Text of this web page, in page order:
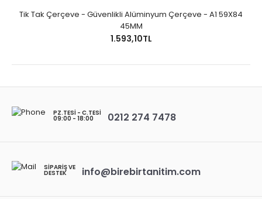
Tik Tak Çerçeve - Güvenlikli Alüminyum Çerçeve - A1 59X84
45MM
1.593,10TL
PZ.TESI - C.TESI
09:00 - 18:00 0212 274 7478
SIPARIŞ VE
DESTEK info@birebirtanitim.com